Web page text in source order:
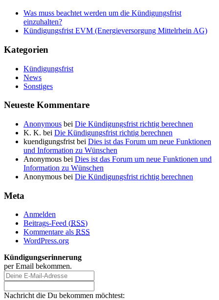
Was muss beachtet werden um die Kündigungsfrist
einzuhalten?
Kündigungsfrist EVM (Energieversorgung Mittelrhein AG)
Kategorien
Kündigungsfrist
News
Sonstiges
Neueste Kommentare
Anonymous bei Die Kündigungsfrist richtig berechnen
K. K. bei Die Kündigungsfrist richtig berechnen
kuendigungsfrist bei Dies ist das Forum um neue Funktionen
und Information zu Wünschen
Anonymous bei Dies ist das Forum um neue Funktionen und
Information zu Wünschen
Anonymous bei Die Kündigungsfrist richtig berechnen
Meta
Anmelden
Beitrags-Feed (RSS)
Kommentare als RSS
WordPress.org
Kündigungserinnerung
per Email bekommen.
Nachricht die Du bekommen möchtest: